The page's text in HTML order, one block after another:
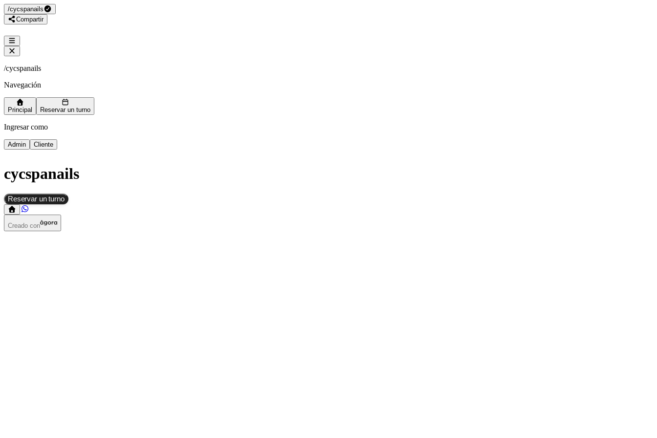
/cycspanails
Compartir
/cycspanails
Navegación
Principal Reservar un turno
Ingresar como
Admin Cliente
cycspanails
Reservar un turno
Creado con